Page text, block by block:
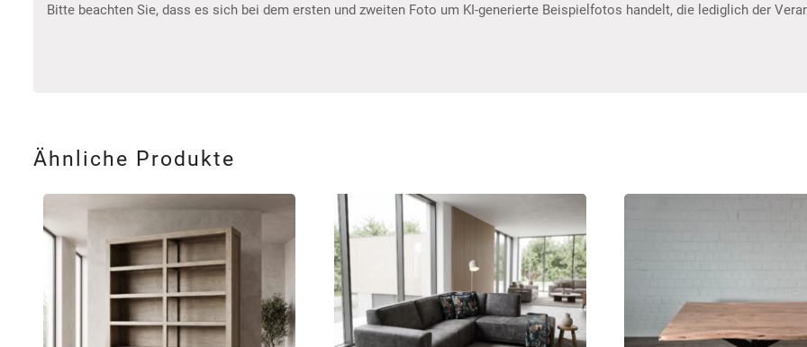
Bitte beachten Sie, dass es sich bei dem ersten und zweiten Foto um KI-generierte Beispielfotos handelt, die lediglich der
Ähnliche Produkte